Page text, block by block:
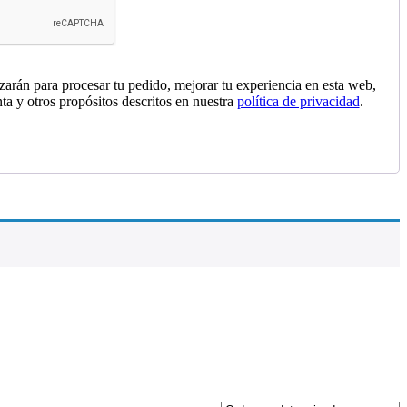
para procesar tu pedido, mejorar tu experiencia en esta web,
y otros propósitos descritos en nuestra política de privacidad.